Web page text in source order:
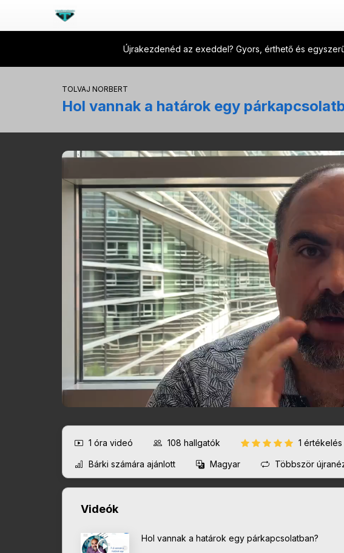
Újrakezdenéd az exeddel? Gyors, érthető és
TOLVAJ NORBERT
Hol vannak a határok egy
1 óra videó 108 hallgatók 1 értékelés
Bárki számára ajánlott Magyar Többször
Videók
Hol vannak a határok egy párkapcsolatban?